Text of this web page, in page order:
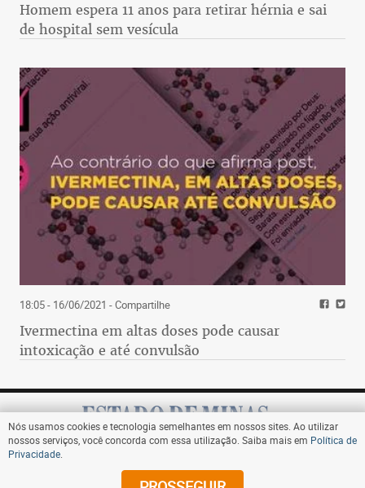
Homem espera 11 anos para retirar hérnia e sai
de hospital sem vesícula
18:05 - 16/06/2021 - Compartilhe
Ivermectina em altas doses pode causar
intoxicação e até convulsão
Assine
Nós usamos cookies e tecnologia semelhantes em nossos sites. Ao utilizar
nossos serviços, você concorda com essa utilização. Saiba mais em Política de
Privacidade